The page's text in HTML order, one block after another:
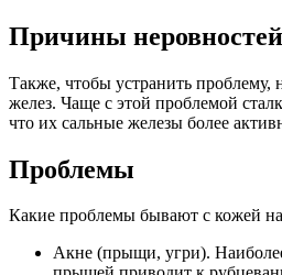
Причины
Также, чтобы устранить
желез. Чаще с этой проблемой
что их сальные железы более
Проблемы
Какие проблемы бывают с кожей
Акне (прыщи, угри). Наиболее